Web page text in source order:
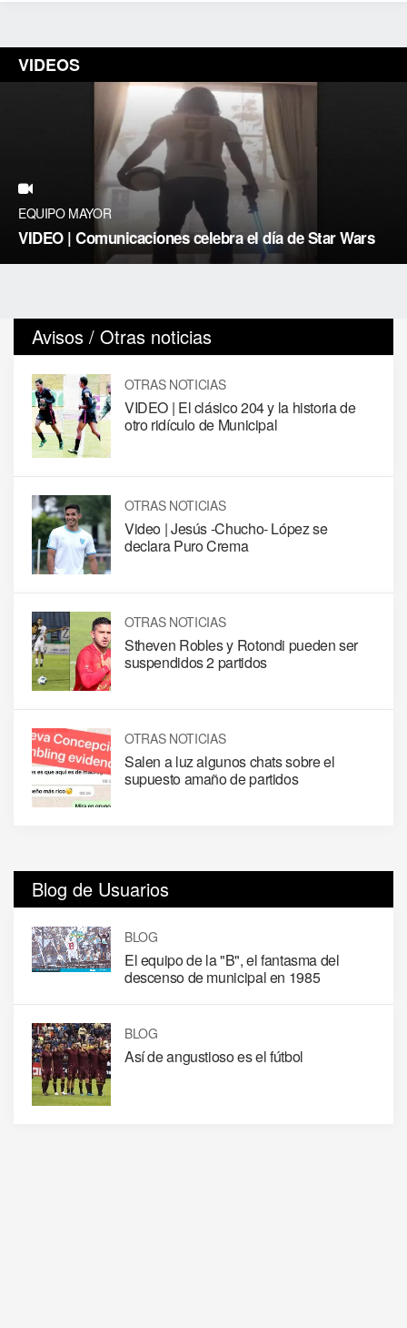
VIDEOS
EQUIPO MAYOR
VIDEO | Comunicaciones celebra el día de Star Wars
Avisos / Otras noticias
OTRAS NOTICIAS
VIDEO | El clásico 204 y la historia de
otro ridículo de Municipal
OTRAS NOTICIAS
Video | Jesús -Chucho- López se
declara Puro Crema
OTRAS NOTICIAS
Stheven Robles y Rotondi pueden ser
suspendidos 2 partidos
OTRAS NOTICIAS
Salen a luz algunos chats sobre el
supuesto amaño de partidos
Blog de Usuarios
BLOG
El equipo de la "B", el fantasma del
descenso de municipal en 1985
BLOG
Así de angustioso es el fútbol